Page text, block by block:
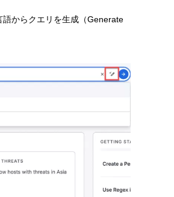
からクエリを生成（Generate